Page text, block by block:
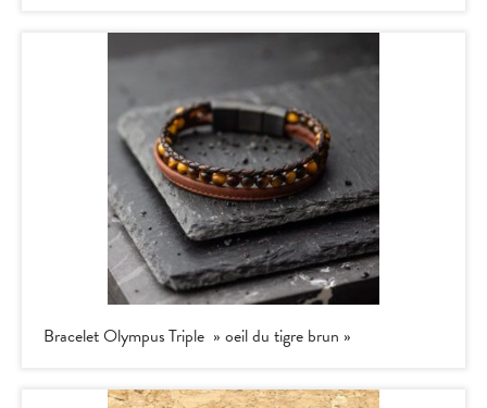
Bracelet Olympus Triple » oeil du tigre brun »